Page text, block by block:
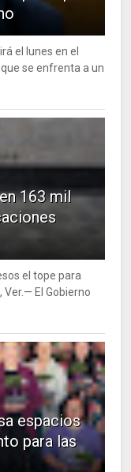
el lunes en el
se enfrenta a un
163 mil
el tope para
El Gobierno
espacios
para las